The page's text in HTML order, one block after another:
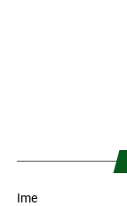
Ime